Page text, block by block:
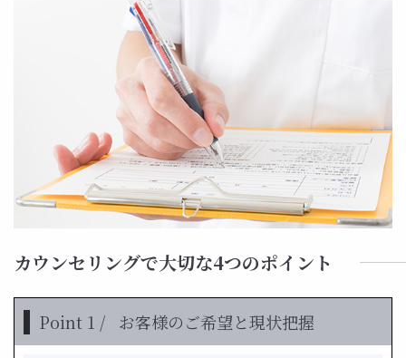
カウンセリングで大切な4つのポイント
Point 1 / お客様のご希望と現状把握